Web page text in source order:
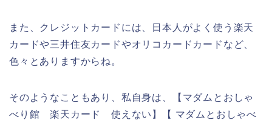
また、クレジットカードには、日本人がよく使う楽天
カードや三井住友カードやオリコカードカードなど、
色々とありますからね。
そのようなこともあり、私自身は、【マダムとおしゃ
べり館 楽天カード 使えない】【 マダムとおしゃべ